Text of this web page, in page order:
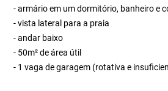
- armário em um dormitório, banheiro e
- vista lateral para a praia
- andar baixo
- 50m² de área útil
- 1 vaga de garagem (rotativa e